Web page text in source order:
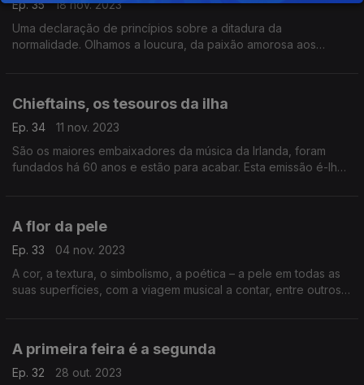
Ep. 35
18 nov. 2023
Uma declaração de princípios sobre a ditadura da
normalidade. Olhamos a loucura, da paixão amorosa aos
Chieftains, os tesouros da ilha
Ep. 34
11 nov. 2023
São os maiores embaixadores da música da Irlanda, foram
fundados há 60 anos e estão para acabar. Esta emissão é-lhes
A flor da pele
Ep. 33
04 nov. 2023
A cor, a textura, o simbolismo, a poética – a pele em todas as
suas superfícies, com a viagem musical a contar, entre outros,
A primeira feira é a segunda
Ep. 32
28 out. 2023